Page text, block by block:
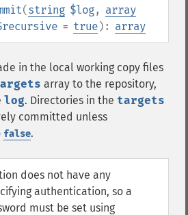
(string $log, array
= true): array
in the local working copy files
array to the repository,
log. Directories in the targets
committed unless
false.
does not have any
authentication, so a
must be set using